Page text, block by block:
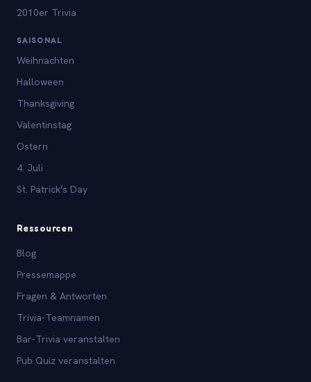
2010er Trivia
SAISONAL
Weihnachten
Halloween
Thanksgiving
Valentinstag
Ostern
4. Juli
St. Patrick's Day
Ressourcen
Blog
Pressemappe
Fragen & Antworten
Trivia-Teamnamen
Bar-Trivia veranstalten
Pub Quiz veranstalten